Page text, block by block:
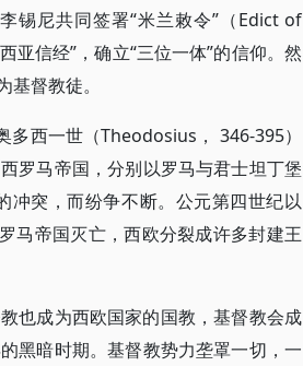
锡尼共同签署“米兰敕令”（Edict of
信经”，确立“三位一体”的信仰。然
督教徒。
西一世（Theodosius， 346-395）
罗马帝国，分别以罗马与君士坦丁堡
冲突，而纷争不断。公元第四世纪以
马帝国灭亡，西欧分裂成许多封建王
也成为西欧国家的国教，基督教会成
黑暗时期。基督教势力垄罩一切，一